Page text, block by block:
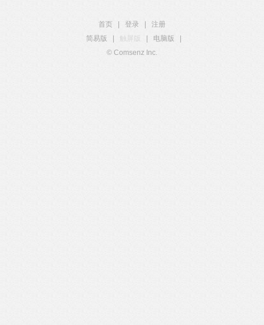
首页 登录
注册
简易版
触屏版 电脑版
© Comsenz Inc.